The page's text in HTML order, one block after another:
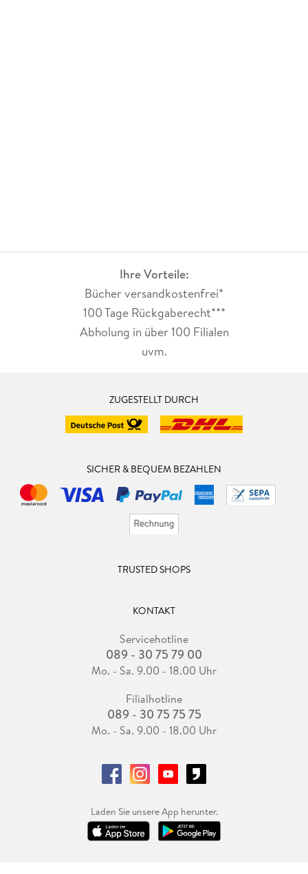
Ihre Vorteile:
Bücher versandkostenfrei*
100 Tage Rückgaberecht***
Abholung in über 100 Filialen
uvm.
ZUGESTELLT DURCH
SICHER & BEQUEM BEZAHLEN
TRUSTED SHOPS
KONTAKT
Servicehotline
089 - 30 75 79 00
Mo. - Sa. 9.00 - 18.00 Uhr
Filialhotline
089 - 30 75 75 75
Mo. - Sa. 9.00 - 18.00 Uhr
Laden Sie unsere App herunter.